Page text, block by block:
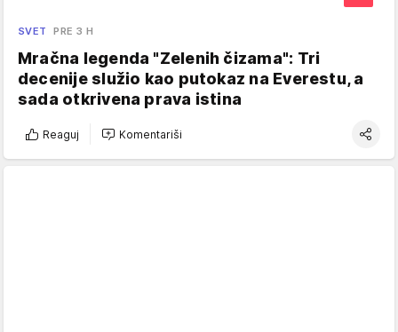
SVET PRE 3 H
Mračna legenda "Zelenih čizama": Tri
decenije služio kao putokaz na Everestu, a
sada otkrivena prava istina
Reaguj Komentariši